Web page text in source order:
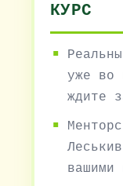
КУРС
уже во
ждите
вашими